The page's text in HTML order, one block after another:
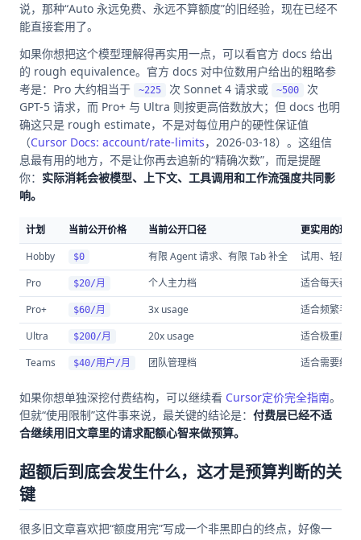
说，那种“Auto 永远免费、永远不算额度”的旧经验，现在已经不
能直接套用了。
如果你想把这个模型理解得再实用一点，可以看官方 docs 给出
的 rough equivalence。官方 docs 对中位数用户给出的粗略参
考是：Pro 大约相当于
~225 次 Sonnet 4 请求或 ~500
次
GPT-5 请求，而 Pro+ 与 Ultra 则按更高倍数放大；但 docs 也明
确这只是 rough estimate，不是对每位用户的硬性保证值
（Cursor Docs: account/rate-limits，2026-03-18）。这组信
息最有用的地方，不是让你再去追新的“精确次数”，而是提醒
你： 实际消耗会被模型、上下文、工具调用和工作流强度共同影
响。
计划 当前公开价格 当前公开口径
更实用的理解
Hobby
$0 有限 Agent 请求、有限 Tab 补全
试用、轻度
Pro
$20/月 个人主力档
适合每天都
Pro+
$60/月 3x usage
适合频繁手
Ultra
$200/月 20x usage
适合极重度
Teams
$40/用户/月 团队管理档 适合需要统
如果你想单独深挖付费结构，可以继续看 Cursor定价完全指南。
但就“使用限制”这件事来说，最关键的结论是： 付费层已经不适
合继续用旧文章里的请求配额心智来做预算。
超额后到底会发生什么，这才是预算判断的关
键
很多旧文章喜欢把“额度用完”写成一个非黑即白的终点，好像一